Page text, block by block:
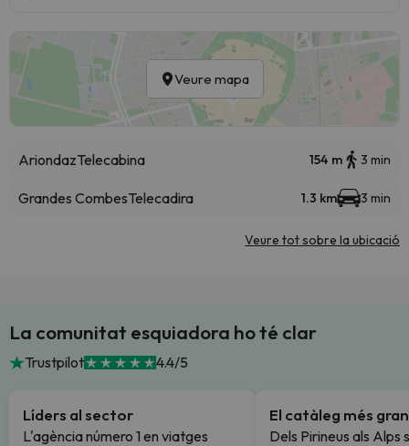
Veure mapa
AriondazTelecabina 154 m 3 min
Grandes CombesTelecadira 1.3 km 3 min
Veure tot sobre la ubicació
La comunitat esquiadora ho té clar
Trustpilot 4.4/5
Líders al sector
L'agència número 1 en viatges
El catàleg més gran
Dels Pirineus als Alps